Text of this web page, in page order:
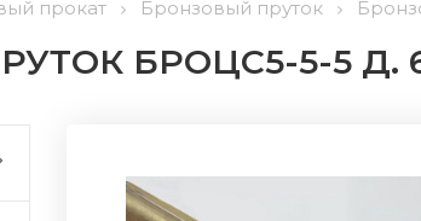
прокат Бронзовый пруток
БРОЦС5-5-5 Д.